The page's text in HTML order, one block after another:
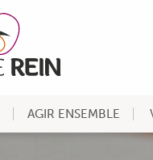
AGIR ENSEMBLE